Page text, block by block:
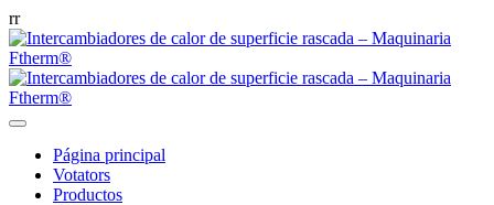
rr
Página principal
Votators
Productos